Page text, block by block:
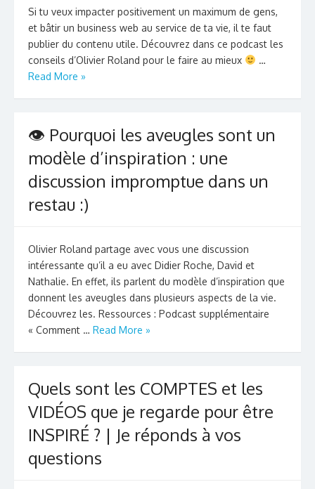
Si tu veux impacter positivement un maximum de gens,
et bâtir un business web au service de ta vie, il te faut
publier du contenu utile. Découvrez dans ce podcast les
conseils d’Olivier Roland pour le faire au mieux
…
Read More »
👁 Pourquoi les aveugles sont un
modèle d’inspiration : une
discussion impromptue dans un
restau :)
Olivier Roland partage avec vous une discussion
intéressante qu’il a eu avec Didier Roche, David et
Nathalie. En effet, ils parlent du modèle d’inspiration que
donnent les aveugles dans plusieurs aspects de la vie.
Découvrez les. Ressources : Podcast supplémentaire
« Comment … Read More »
Quels sont les COMPTES et les
VIDÉOS que je regarde pour être
INSPIRÉ ? | Je réponds à vos
questions